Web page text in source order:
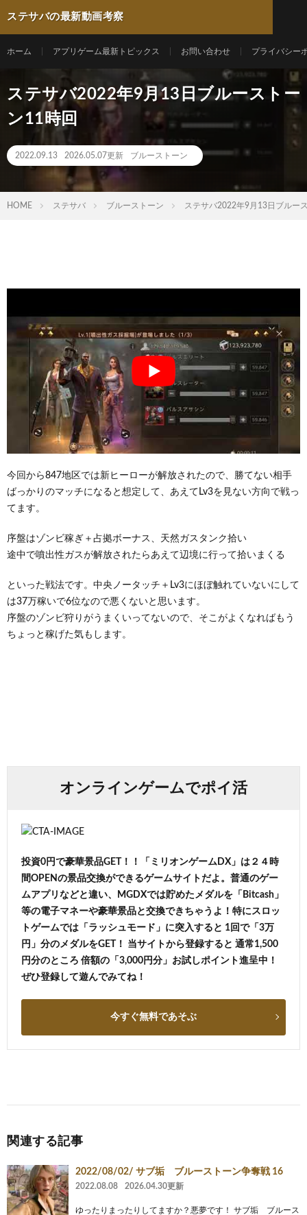
ステサバの最新動画考察
ホーム アプリゲーム最新トピックス お問い合わせ プライバシー
ステサバ2022年9月13日ブルーストー
ン11時回
2022.09.13 2026.05.07更新 ブルーストーン
HOME ステサバ ブルーストーン ステサバ2022年9月13日ブルー
今回から847地区では新ヒーローが解放されたので、勝てない相手
ばっかりのマッチになると想定して、あえてLv3を見ない方向で戦っ
てます。
序盤はゾンビ稼ぎ＋占拠ボーナス、天然ガスタンク拾い
途中で噴出性ガスが解放されたらあえて辺境に行って拾いまくる
といった戦法です。中央ノータッチ＋Lv3にほぼ触れていないにして
は37万稼いで6位なので悪くないと思います。
序盤のゾンビ狩りがうまくいってないので、そこがよくなればもう
ちょっと稼げた気もします。
オンラインゲームでポイ活
投資0円で豪華景品GET！！「ミリオンゲームDX」は２４時
間OPENの景品交換ができるゲームサイトだよ。普通のゲー
ムアプリなどと違い、MGDXでは貯めたメダルを「Bitcash」
等の電子マネーや豪華景品と交換できちゃうよ！特にスロッ
トゲームでは「ラッシュモード」に突入すると 1回で「3万
円」分のメダルをGET！ 当サイトから登録すると 通常1,500
円分のところ 倍額の「3,000円分」お試しポイント進呈中！
ぜひ登録して遊んでみてね！
今すぐ無料であそぶ
関連する記事
2022/08/02/ サブ垢 ブルーストーン争奪戦 16
2022.08.08 2026.04.30更新
ゆったりまったりしてますか？悪夢です！ サブ垢 ブルース